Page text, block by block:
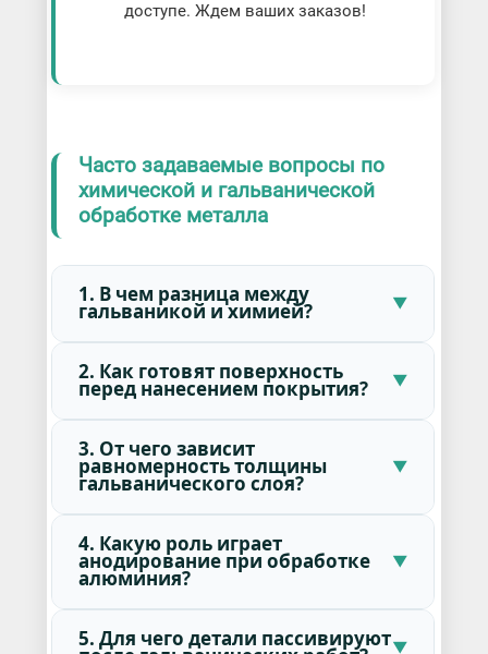
доступе. Ждем ваших заказов!
Часто задаваемые вопросы по
химической и гальванической
обработке металла
1. В чем разница между
гальваникой и химией?
2. Как готовят поверхность
перед нанесением покрытия?
3. От чего зависит
равномерность толщины
гальванического слоя?
4. Какую роль играет
анодирование при обработке
алюминия?
5. Для чего детали пассивируют